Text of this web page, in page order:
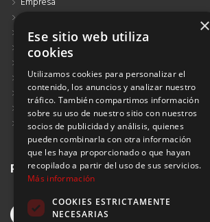
Blog
Aviso Legal
Política de Privacidad
Política de Cookies
Política de Privacidad Redes Sociales
Suscribirse al Newsletter
Redes sociales
×
Ese sitio web utiliza
cookies
Utilizamos cookies para personalizar el
contenido, los anuncios y analizar nuestro
tráfico. También compartimos información
sobre su uso de nuestro sitio con nuestros
socios de publicidad y análisis, quienes
pueden combinarla con otra información
que les haya proporcionado o que hayan
recopilado a partir del uso de sus servicios.
Más información
COOKIES ESTRICTAMENTE
NECESARIAS